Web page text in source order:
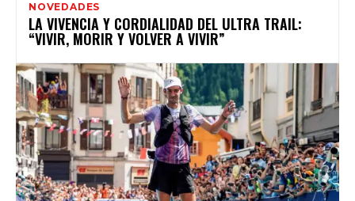
NOVEDADES
LA VIVENCIA Y CORDIALIDAD DEL ULTRA TRAIL:
“VIVIR, MORIR Y VOLVER A VIVIR”